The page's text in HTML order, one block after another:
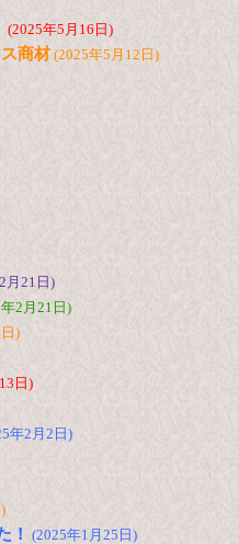
(2025年5月16日)
商材 (2025年5月12日)
月21日)
2月21日)
)
日)
年2月2日)
！ (2025年1月25日)